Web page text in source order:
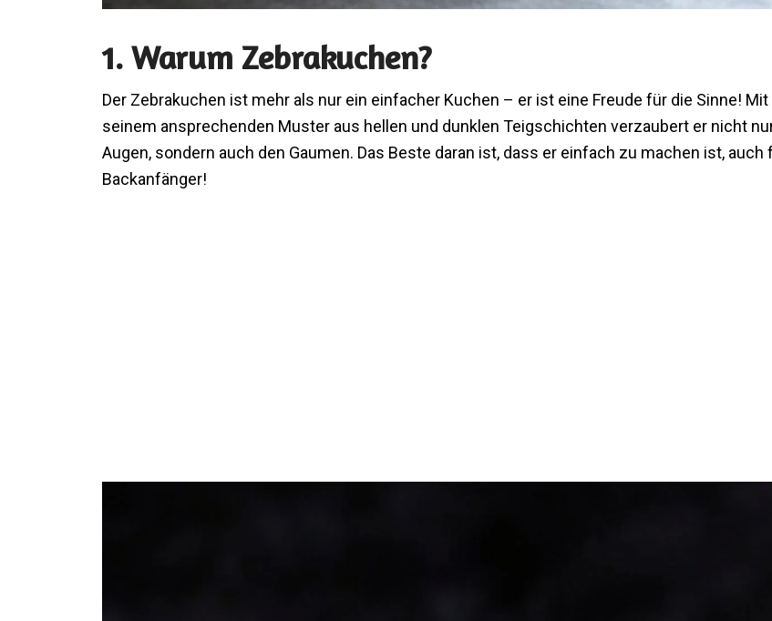
1. Warum Zebrakuchen?
Der Zebrakuchen ist mehr als nur ein einfacher Kuchen – er ist eine Freude für die Sinne! Mit
seinem ansprechenden Muster aus hellen und dunklen Teigschichten verzaubert er nicht
Augen, sondern auch den Gaumen. Das Beste daran ist, dass er einfach zu machen ist, auch
Backanfänger!